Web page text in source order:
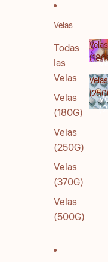
Velas
Todas
las
Velas
Velas
(180G)
Velas
(250G)
Velas
(370G)
Velas
(500G)
Velas
Velas